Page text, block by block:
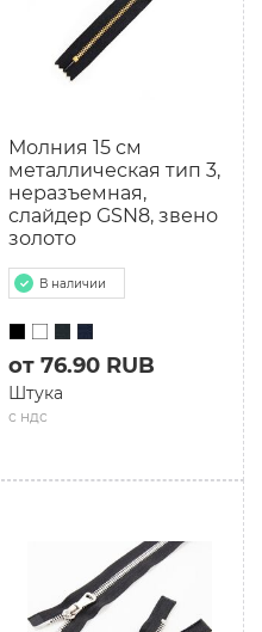
Молния 15 см
металлическая тип 3,
неразъемная,
слайдер GSN8, звено
золото
В наличии
с ндс
от 76.90 RUB
Штука